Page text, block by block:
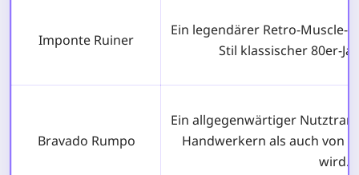
Imponte Ruiner
Ein legendärer Retro-Muscle-
Stil klassischer 80er-
Bravado Rumpo
Ein allgegenwärtiger
Handwerkern als auch von
wird.